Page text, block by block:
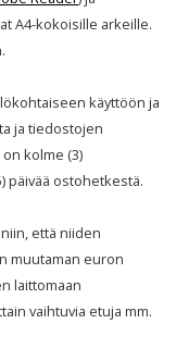
A4-kokoisille arkeille.
käyttöön ja
ja tiedostojen
kolme (3)
päivää ostohetkestä.
että niiden
muutaman euron
laittomaan
vaihtuvia etuja mm.